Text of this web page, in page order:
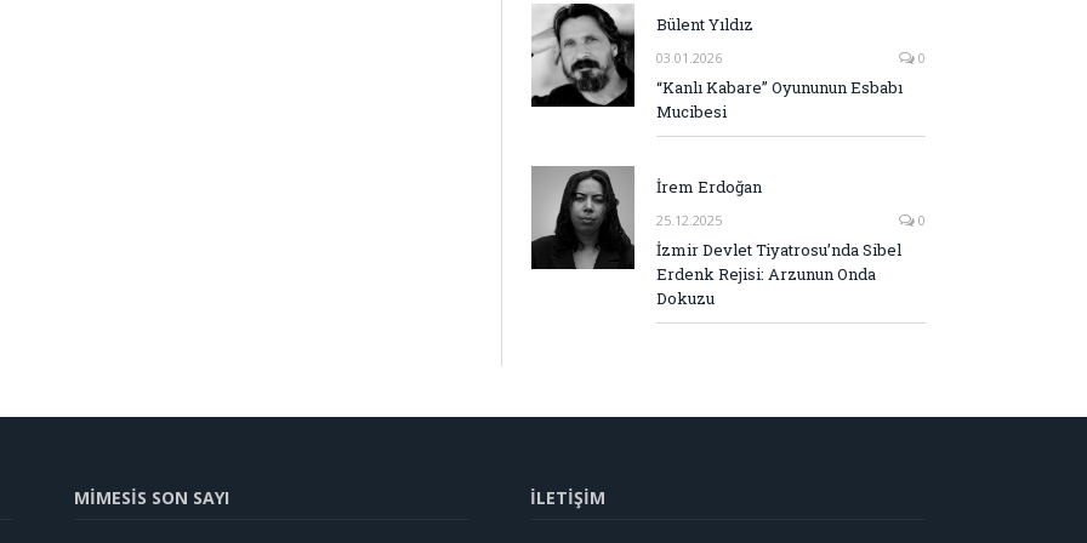
Bülent Yıldız
03.01.2026 0
“Kanlı Kabare” Oyununun Esbabı
Mucibesi
İrem Erdoğan
25.12.2025 0
İzmir Devlet Tiyatrosu’nda Sibel
Erdenk Rejisi: Arzunun Onda
Dokuzu
MİMESİS SON SAYI İLETİŞİM